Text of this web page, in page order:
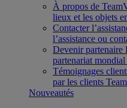
À propos de
lieux et les objets
Contacter
l’assistance ou
Devenir partenaire
partenariat mondial
Témoignages
par les clients
Nouveautés